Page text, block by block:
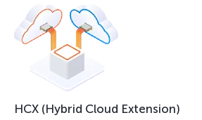
HCX (Hybrid Cloud Extension)